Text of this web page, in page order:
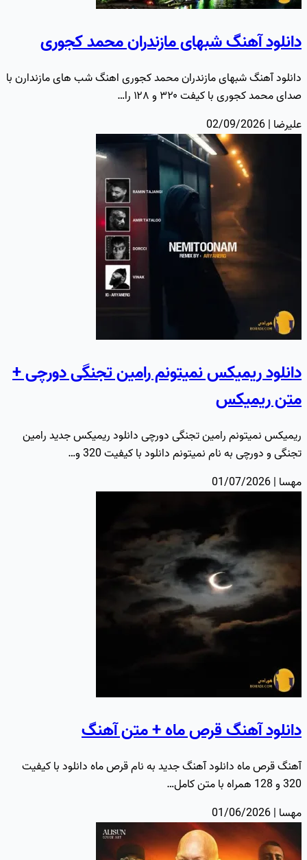
دانلود آهنگ شبهای مازندران محمد کجوری
دانلود آهنگ شبهای مازندران محمد کجوری اهنگ شب های مازندارن با
صدای محمد کجوری با کیفت ۳۲۰ و ۱۲۸ را…
علیرضا | 02/09/2026
دانلود ریمیکس نمیتونم رامین تجنگی دورچی +
متن ریمیکس
ریمیکس نمیتونم رامین تجنگی دورچی دانلود ریمیکس جدید رامین
تجنگی و دورچی به نام نمیتونم دانلود با کیفیت 320 و…
مهسا | 01/07/2026
دانلود آهنگ قرص ماه + متن آهنگ
آهنگ قرص ماه دانلود آهنگ جدید به نام قرص ماه دانلود با کیفیت
320 و 128 همراه با متن کامل…
مهسا | 01/06/2026